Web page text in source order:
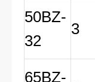
50BZ-
32
3
65BZ-